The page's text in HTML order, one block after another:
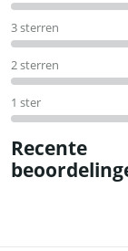
3 sterren
2 sterren
1 ster
Recente